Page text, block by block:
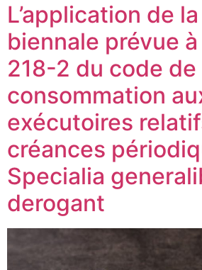
L’application de
biennale prévue à
218-2 du code de
consommation
exécutoires
créances
Specialia
derogant